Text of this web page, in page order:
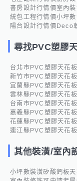
書房設計行情價室內
統包工程行情價小坪
陽台設計行情價 Deco
尋找PVC塑膠
台北市PVC塑膠天花板
新竹市PVC塑膠天花板
宜蘭縣PVC塑膠天花板
雲林縣PVC塑膠天花板
台南市PVC塑膠天花板
嘉義縣PVC塑膠天花板
花蓮縣PVC塑膠天花板
連江縣PVC塑膠天花板
其他裝潢/室內
小坪數裝潢矽酸鈣板